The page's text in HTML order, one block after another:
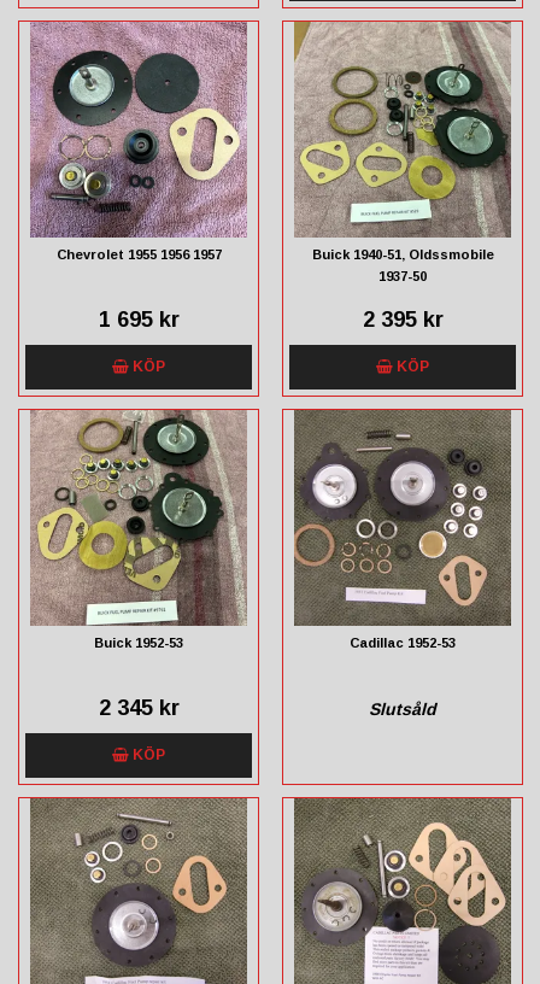
Chevrolet 1955 1956 1957
1 695 kr
KÖP
Buick 1940-51, Oldssmobile
1937-50
2 395 kr
KÖP
Buick 1952-53
2 345 kr
KÖP
Cadillac 1952-53
Slutsåld